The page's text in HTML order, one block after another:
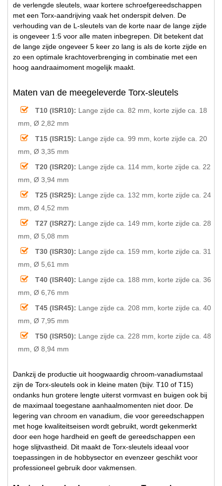
de verlengde sleutels, waar kortere schroefgereedschappen
met een Torx-aandrijving vaak het onderspit delven. De
verhouding van de L-sleutels van de korte naar de lange zijde
is ongeveer 1:5 voor alle maten inbegrepen. Dit betekent dat
de lange zijde ongeveer 5 keer zo lang is als de korte zijde en
zo een optimale krachtoverbrenging in combinatie met een
hoog aandraaimoment mogelijk maakt.
Maten van de meegeleverde Torx-sleutels
T10 (ISR10): Lange zijde ca. 82 mm, korte zijde ca. 18
mm, Ø 2,82 mm
T15 (ISR15): Lange zijde ca. 99 mm, korte zijde ca. 20
mm, Ø 3,35 mm
T20 (ISR20): Lange zijde ca. 114 mm, korte zijde ca. 22
mm, Ø 3,94 mm
T25 (ISR25): Lange zijde ca. 132 mm, korte zijde ca. 24
mm, Ø 4,52 mm
T27 (ISR27): Lange zijde ca. 149 mm, korte zijde ca. 28
mm, Ø 5,08 mm
T30 (ISR30): Lange zijde ca. 159 mm, korte zijde ca. 31
mm, Ø 5,61 mm
T40 (ISR40): Lange zijde ca. 188 mm, korte zijde ca. 36
mm, Ø 6,76 mm
T45 (ISR45): Lange zijde ca. 208 mm, korte zijde ca. 40
mm, Ø 7,95 mm
T50 (ISR50): Lange zijde ca. 228 mm, korte zijde ca. 48
mm, Ø 8,94 mm
Dankzij de productie uit hoogwaardig chroom-vanadiumstaal
zijn de Torx-sleutels ook in kleine maten (bijv. T10 of T15)
ondanks hun grotere lengte uiterst vormvast en buigen ook bij
de maximaal toegestane aanhaalmomenten niet door. De
legering van chroom en vanadium, die voor gereedschappen
met hoge kwaliteitseisen wordt gebruikt, wordt gekenmerkt
door een hoge hardheid en geeft de gereedschappen een
hoge slijtvastheid. Dit maakt de Torx-sleutels ideaal voor
toepassingen in de hobbysector en evenzeer geschikt voor
professioneel gebruik door vakmensen.